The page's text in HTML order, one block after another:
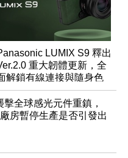
LUMIX S9 釋出
重大韌體更新，全
解鎖有線連接與隨身色
編輯
擊全球感光元件重鎮，
房暫停生產是否引發出